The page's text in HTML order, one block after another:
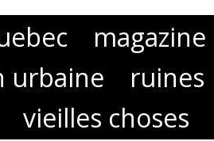
magazine
urbaine
ruines
vieilles choses